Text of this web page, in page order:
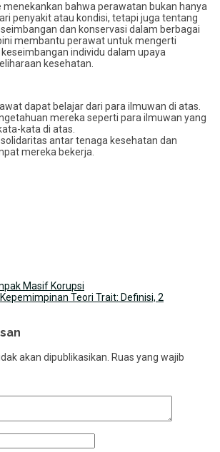
menekankan bahwa perawatan bukan hanya
penyakit atau kondisi, tetapi juga tentang
dan konservasi dalam berbagai
membantu perawat untuk mengerti
individu dalam upaya
kesehatan.
dapat belajar dari para ilmuwan di atas.
mereka seperti para ilmuwan yang
kata di atas.
antar tenaga kesehatan dan
mereka bekerja.
Masif Korupsi
Teori Trait: Definisi, 2
akan dipublikasikan. Ruas yang wajib